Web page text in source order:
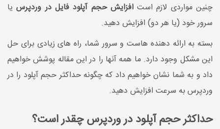
چنین مواردی لازم استافزایش حجم آپلود فایل در وردپرسیا
سرور خود (یا هر دو) افزایش دهید.
بسته به ارائه دهنده هاست و سرور شما، راه های زیادی برای حل
این مشکل وجود دارد. ما همه آنها را در این مقاله پوشش خواهیم
داد و به شما نشان خواهیم داد که چگونه حداکثر حجم آپلود را در
وردپرس به سرعت افزایش دهید.
حداکثر حجم آپلود در وردپرس چقدر است؟